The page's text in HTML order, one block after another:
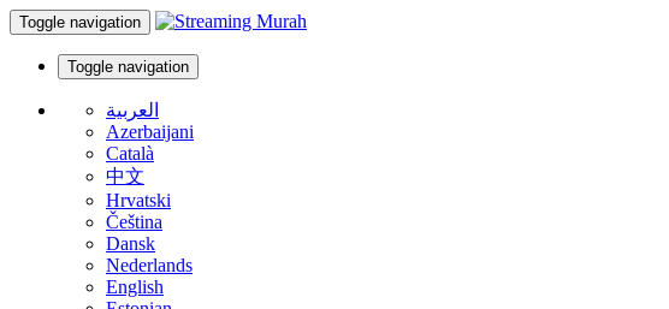
Toggle navigation
Toggle navigation
العربية
Azerbaijani
Català
中文
Hrvatski
Čeština
Dansk
Nederlands
English